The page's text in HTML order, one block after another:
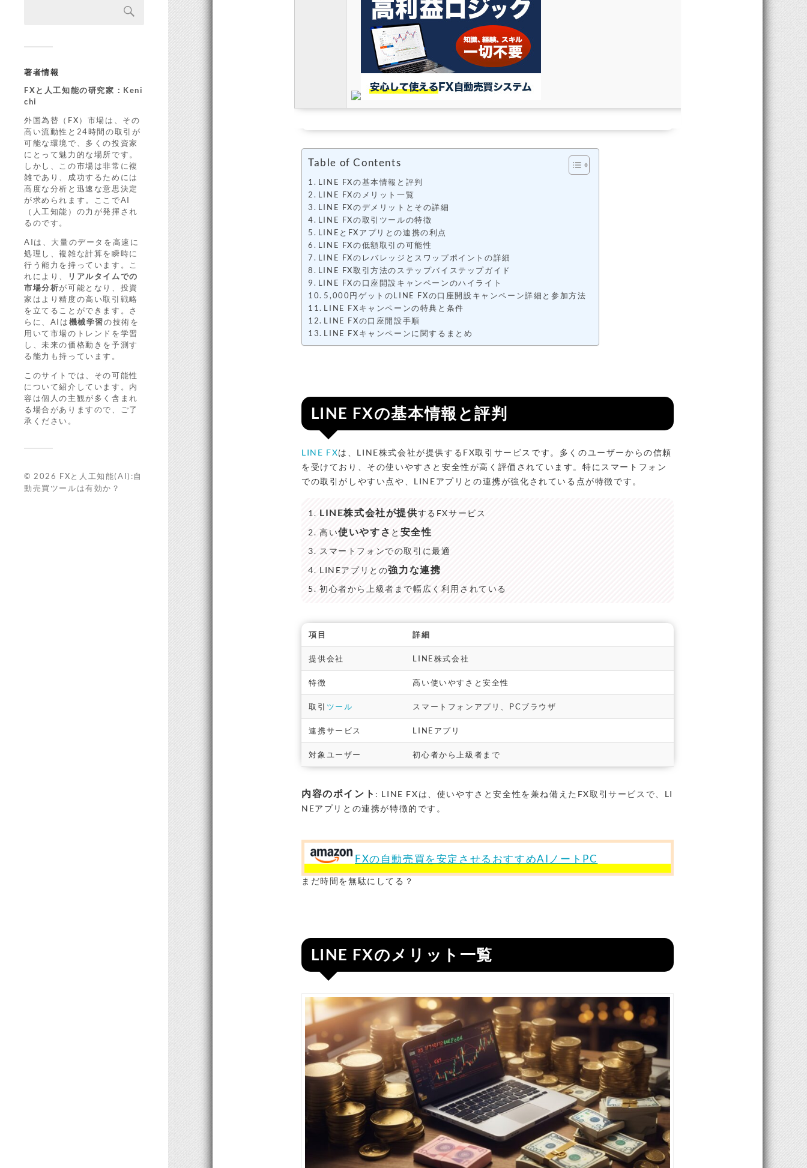
著者情報
FXと人工知能の研究家：Keni
chi
外国為替（FX）市場は、その
高い流動性と24時間の取引が
可能な環境で、多くの投資家
にとって魅力的な場所です。
しかし、この市場は非常に複
雑であり、成功するためには
高度な分析と迅速な意思決定
が求められます。ここでAI
（人工知能）の力が発揮され
るのです。
AIは、大量のデータを高速に
処理し、複雑な計算を瞬時に
行う能力を持っています。こ
れにより、
リアルタイムでの
市場分析が可能となり、投資
家はより精度の高い取引戦略
を立てることができます。さ
らに、AIは機械学習の技術を
用いて市場のトレンドを学習
し、未来の価格動きを予測す
る能力も持っています。
このサイトでは、その可能性
について紹介しています。内
容は個人の主観が多く含まれ
る場合がありますので、ご了
承ください。
© 2026 FXと人工知能(AI):自
動売買ツールは有効か？
Table of Contents
LINE FXの基本情報と評判
LINE FXのメリット一覧
LINE FXのデメリットとその詳細
LINE FXの取引ツールの特徴
LINEとFXアプリとの連携の利点
LINE FXの低額取引の可能性
LINE FXのレバレッジとスワップポイントの詳細
LINE FX取引方法のステップバイステップガイド
LINE FXの口座開設キャンペーンのハイライト
5,000円ゲットのLINE FXの口座開設キャンペーン詳細と参加方法
LINE FXキャンペーンの特典と条件
LINE FXの口座開設手順
LINE FXキャンペーンに関するまとめ
LINE FXの基本情報と評判
LINE FXは、LINE株式会社が提供するFX取引サービスです。多くのユーザーからの信頼
を受けており、その使いやすさと安全性が高く評価されています。特にスマートフォン
での取引がしやすい点や、LINEアプリとの連携が強化されている点が特徴です。
LINE株式会社が提供するFXサービス
高い使いやすさ と 安全性
スマートフォンでの取引に最適
LINEアプリとの強力な連携
初心者から上級者まで幅広く利用されている
項目 詳細
提供会社 LINE株式会社
特徴 高い使いやすさと安全性
取引 ツール スマートフォンアプリ、PCブラウザ
連携サービス LINEアプリ
対象ユーザー 初心者から上級者まで
内容のポイント : LINE FXは、使いやすさと安全性を兼ね備えたFX取引サービスで、LI
NEアプリとの連携が特徴的です。
FXの自動売買を安定させるおすすめAIノートPC
まだ時間を無駄にしてる？
LINE FXのメリット一覧